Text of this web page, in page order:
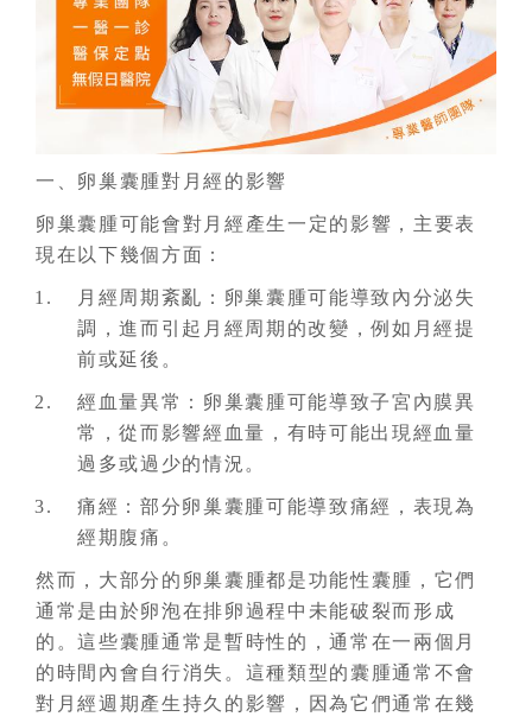
一、卵巢囊腫對月經的影響
卵巢囊腫可能會對月經產生一定的影響，主要表
現在以下幾個方面：
月經周期紊亂：卵巢囊腫可能導致內分泌失
調，進而引起月經周期的改變，例如月經提
前或延後。
經血量異常：卵巢囊腫可能導致子宮內膜異
常，從而影響經血量，有時可能出現經血量
過多或過少的情況。
痛經：部分卵巢囊腫可能導致痛經，表現為
經期腹痛。
然而，大部分的卵巢囊腫都是功能性囊腫，它們
通常是由於卵泡在排卵過程中未能破裂而形成
的。這些囊腫通常是暫時性的，通常在一兩個月
的時間內會自行消失。這種類型的囊腫通常不會
對月經週期產生持久的影響，因為它們通常在幾